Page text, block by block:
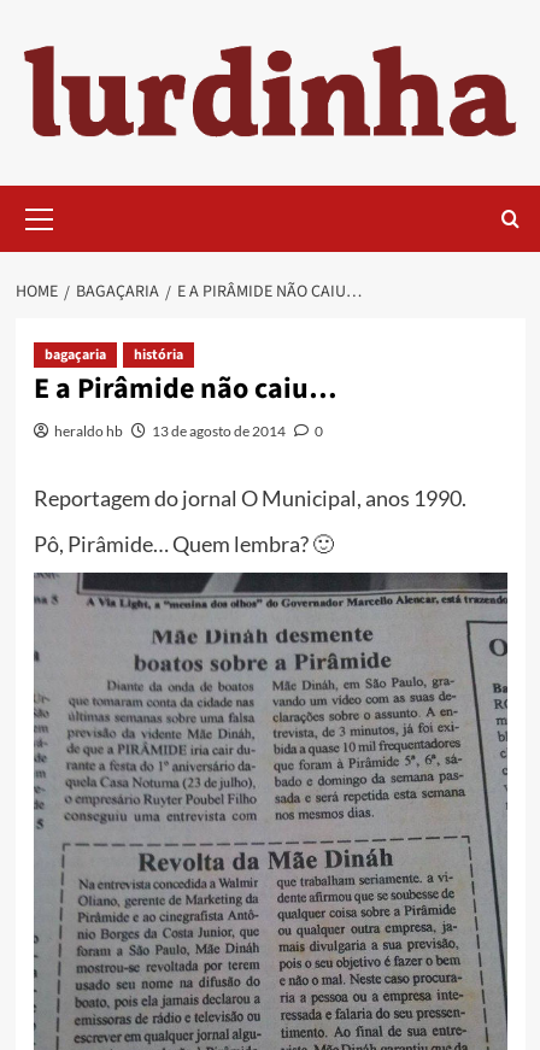
content
Menu
HOME BAGAÇARIA E A PIRÂMIDE NÃO CAIU…
bagaçaria história
E a Pirâmide não caiu…
heraldo hb 13 de agosto de 2014 0
Reportagem do jornal O Municipal, anos 1990.
Pô, Pirâmide… Quem lembra? 🙂